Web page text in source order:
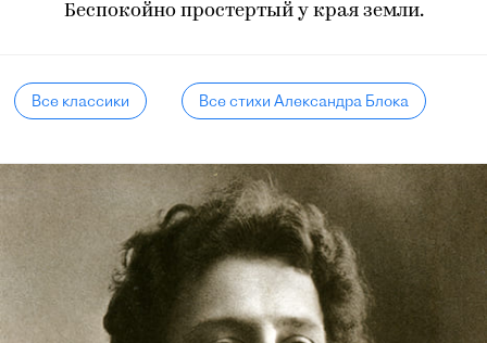
Беспокойно простертый у края земли.
Все классики Все стихи Александра Блока